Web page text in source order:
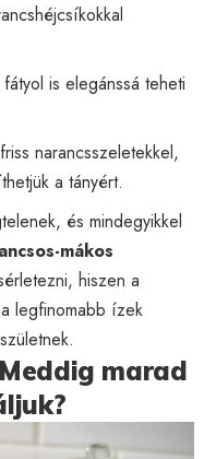
is elegánssá teheti
narancsszeletekkel,
a tányért.
és mindegyikkel
mákos
hiszen a
legfinomabb ízek
marad